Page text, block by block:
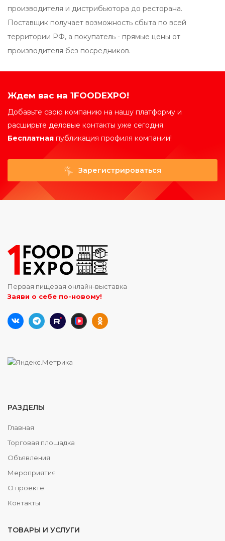
производителя и дистрибьютора до ресторана.
Поставщик получает возможность сбыта по всей
территории РФ, а покупатель - прямые цены от
производителя без посредников.
Ждем вас на 1FOODEXPO!
Добавьте свою компанию на нашу платформу и
расширьте деловые контакты уже сегодня.
Бесплатная публикация профиля компании!
Зарегистрироваться
Первая пищевая онлайн-выставка
Заяви о себе по-новому!
РАЗДЕЛЫ
Главная
Торговая площадка
Объявления
Мероприятия
О проекте
Контакты
ТОВАРЫ И УСЛУГИ